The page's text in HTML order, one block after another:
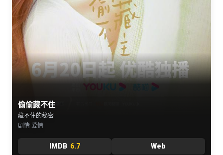
偷偷藏不住
藏不住的秘密
剧情 爱情
IMDB 6.7 Web